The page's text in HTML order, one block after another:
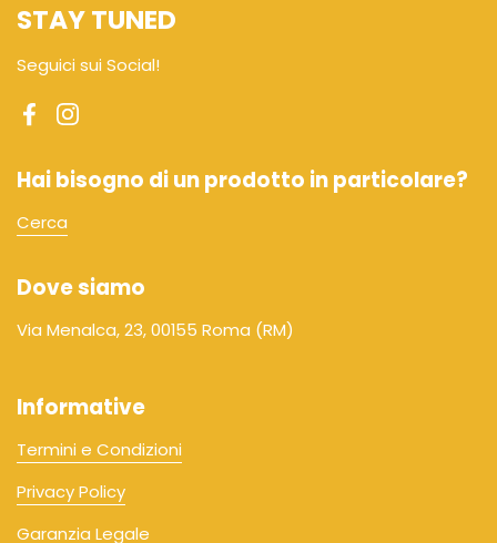
STAY TUNED
Seguici sui Social!
FacebookInstagram
Hai bisogno di un prodotto in particolare?
Cerca
Dove siamo
Via Menalca, 23, 00155 Roma (RM)
Informative
Termini e Condizioni
Privacy Policy
Garanzia Legale